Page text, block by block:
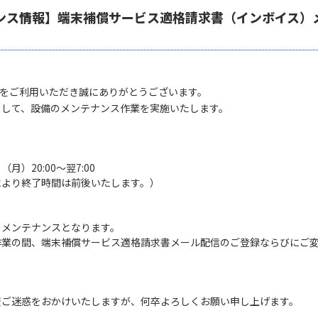
ス情報】端末補償サービス適格請求書（インボイス
ご利用いただき誠にありがとうございます。
て、設備のメンテナンス作業を実施いたします。
月）20:00～翌7:00
り終了時間は前後いたします。）
ンテナンスとなります。
の間、端末補償サービス適格請求書メール配信のご登録ならびにご
迷惑をおかけいたしますが、何卒よろしくお願い申し上げます。